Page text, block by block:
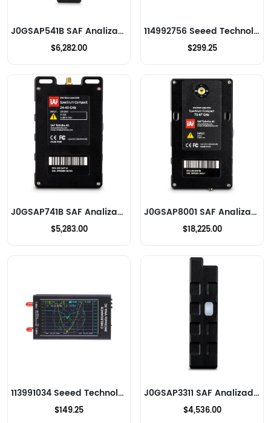
J0GSAP541B SAF Analizadores de RF
$6,282.00
114992756 Seeed Technology Co., Ltd Analizadores de RF
$299.25
J0GSAP741B SAF Analizadores de RF
$5,283.00
J0GSAP8001 SAF Analizadores de RF
$18,225.00
113991034 Seeed Technology Co., Ltd Analizadores de RF
$149.25
J0GSAP3311 SAF Analizadores de RF
$4,536.00